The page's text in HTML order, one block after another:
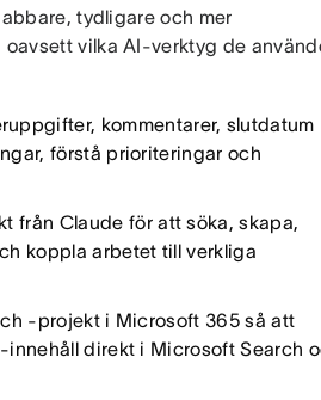
tydligare och mer
vilka AI-verktyg de
kommentarer, slutdatum
förstå prioriteringar och
från Claude för att söka, skapa,
koppla arbetet till verkliga
-projekt i Microsoft 365 så att
direkt i Microsoft Search